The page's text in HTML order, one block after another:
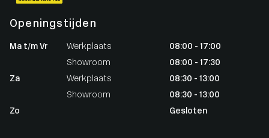
Openingstijden
Ma t/m Vr
Werkplaats
Showroom
Za
Werkplaats
Showroom
Zo
08:00 - 17:00
08:00 - 17:30
08:30 - 13:00
08:30 - 13:00
Gesloten